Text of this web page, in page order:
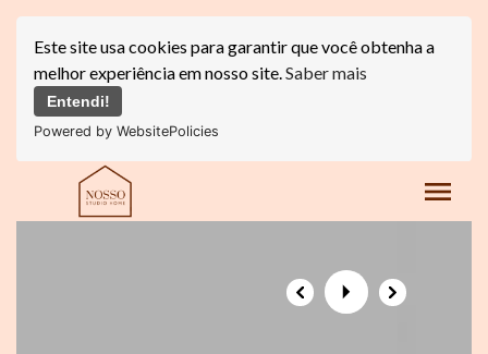
Este site usa cookies para garantir que você obtenha a
melhor experiência em nosso site.Saber mais
Entendi!
Powered by WebsitePolicies
menu